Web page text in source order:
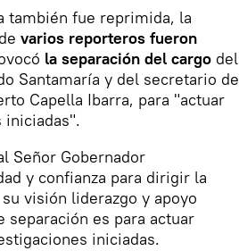
también fue reprimida, la
varios reporteros fueron
la separación del cargo del
Santamaría y del secretario de
Capella Ibarra, para "actuar
iniciadas".
Señor Gobernador
y confianza para dirigir la
visión liderazgo y apoyo
separación es para actuar
iniciadas.